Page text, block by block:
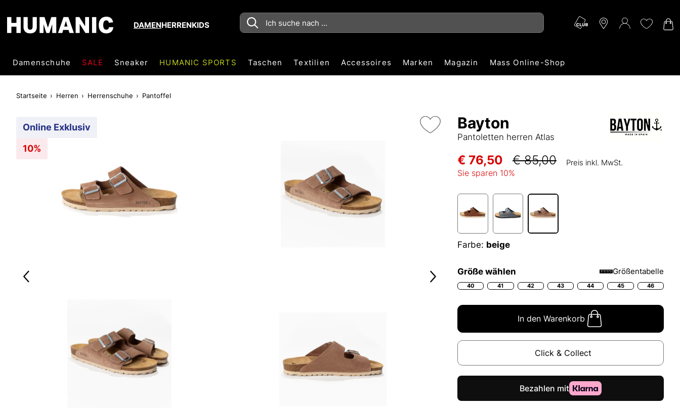
DAMENHERRENKIDS
Damenschuhe SALE Sneaker HUMANIC SPORTS Taschen Textilien Accessoires Marken Magazin Mass Online-Shop
Startseite Herren Herrenschuhe Pantoffel
Online Exklusiv
10%
Bayton
Pantoletten herren Atlas
€ 76,50 € 85,00 Preis inkl. MwSt.
Sie sparen 10%
Farbe: beige
Größe wählen Größentabelle
40 41 42 43 44 45 46
In den Warenkorb
Click & Collect